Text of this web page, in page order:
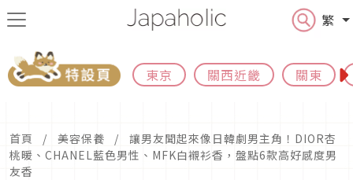
繁
東京 關西近畿 關東
首頁 美容保養
讓男友聞起來像日韓劇男主角！DIOR杏
桃暖、CHANEL藍色男性、MFK白襯衫香，盤點6款高好感度男
友香